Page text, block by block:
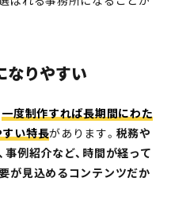
なりやすい
一度制作すれば長期間にわた
い特長があります。 税務や
事例紹介など、時間が経って
が見込めるコンテンツだか